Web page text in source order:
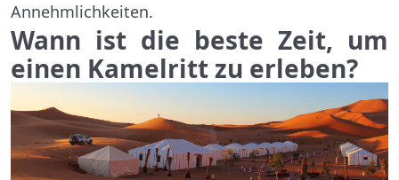
Annehmlichkeiten.
Wann ist die beste Zeit, um
einen Kamelritt zu erleben?